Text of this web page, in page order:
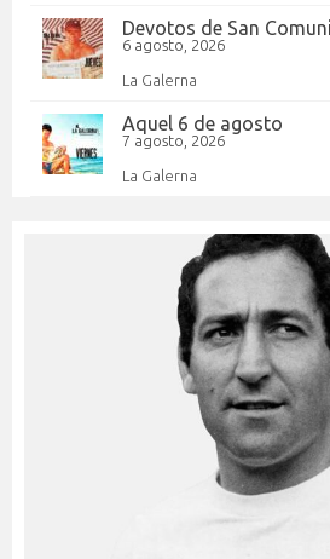
Devotos de San
6 agosto, 2026
La Galerna
Aquel 6 de agosto
7 agosto, 2026
La Galerna